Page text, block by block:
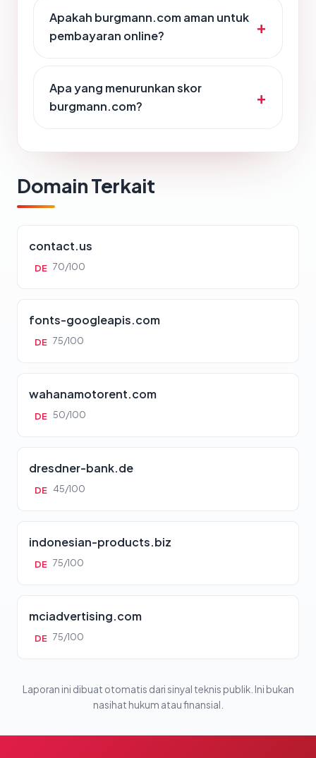
Apakah burgmann.com aman untuk
pembayaran online?
Apa yang menurunkan skor
burgmann.com?
Domain Terkait
contact.us
DE 70/100
fonts-googleapis.com
DE 75/100
wahanamotorent.com
DE 50/100
dresdner-bank.de
DE 45/100
indonesian-products.biz
DE 75/100
mciadvertising.com
DE 75/100
Laporan ini dibuat otomatis dari sinyal teknis publik. Ini bukan
nasihat hukum atau finansial.